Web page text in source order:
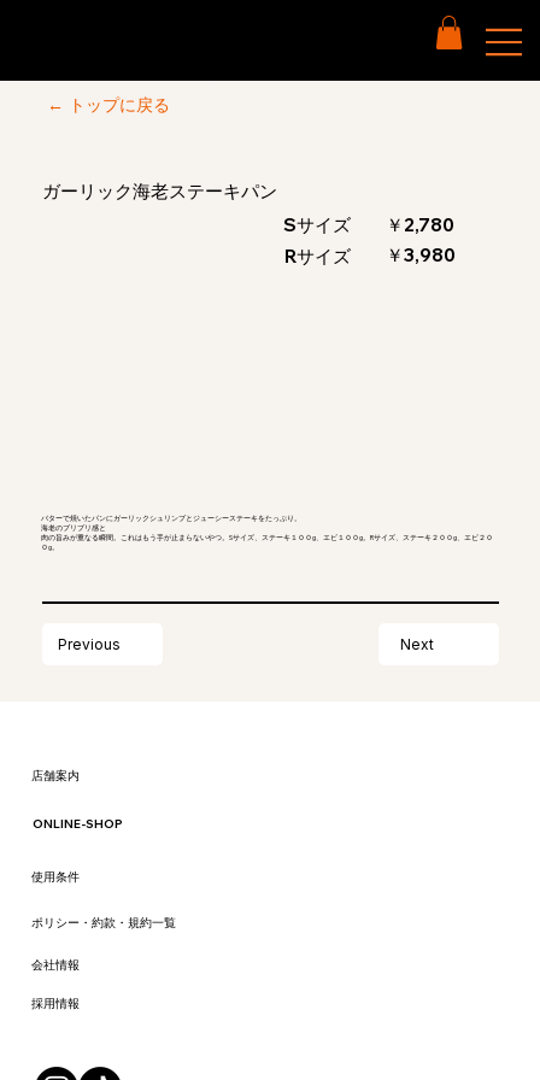
← トップに戻る
ガーリック海老ステーキパン
Sサイズ
￥2,780
￥3,980
Rサイズ
バターで焼いたパンにガーリックシュリンプとジューシーステーキをたっぷり。
海老のプリプリ感と
肉の旨みが重なる瞬間。これはもう手が止まらないやつ。Sサイズ、ステーキ１００g、エビ１００g。Rサイズ、ステーキ２００g、エビ２０
０g。
Previous Next
​店舗案内
ONLINE-SHOP
​使用条件
ポリシー・約款・規約一覧
会社情報
​採用情報